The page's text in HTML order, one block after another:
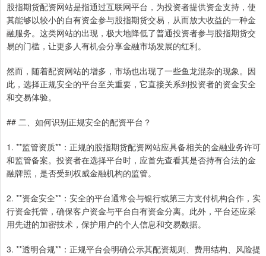
股指期货配资网站是指通过互联网平台，为投资者提供资金支持，使
其能够以较小的自有资金参与股指期货交易，从而放大收益的一种金
融服务。这类网站的出现，极大地降低了普通投资者参与股指期货交
易的门槛，让更多人有机会分享金融市场发展的红利。
然而，随着配资网站的增多，市场也出现了一些鱼龙混杂的现象。因
此，选择正规安全的平台至关重要，它直接关系到投资者的资金安全
和交易体验。
## 二、如何识别正规安全的配资平台？
1. **监管资质**：正规的股指期货配资网站应具备相关的金融业务许可
和监管备案。投资者在选择平台时，应首先查看其是否持有合法的金
融牌照，是否受到权威金融机构的监管。
2. **资金安全**：安全的平台通常会与银行或第三方支付机构合作，实
行资金托管，确保客户资金与平台自有资金分离。此外，平台还应采
用先进的加密技术，保护用户的个人信息和交易数据。
3. **透明合规**：正规平台会明确公示其配资规则、费用结构、风险提